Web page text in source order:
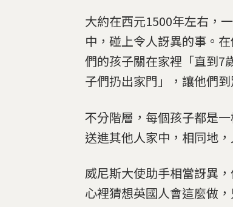
大約在西元1500年左右，
中，碰上令人訝異的事。
們的孩子關在家裡「直到7
子們扔出家門」，讓他們
不分階層，每個孩子都是
送進其他人家中，相同地
威尼斯大使助手相當訝異
心裡猜想英國人會這麼做